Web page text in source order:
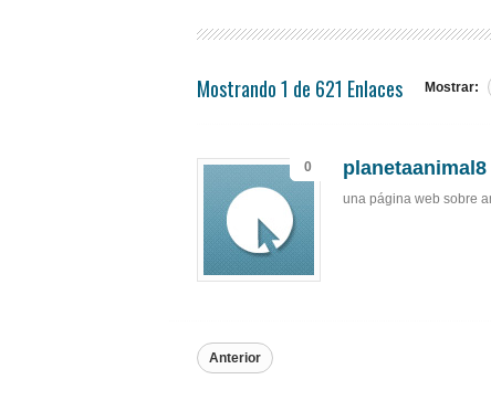
Mostrando 1 de 621 Enlaces Mostrar:
0 planetaanimal8
una página web sobre
Anterior